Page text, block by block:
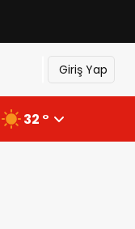
Giriş Yap
32 °